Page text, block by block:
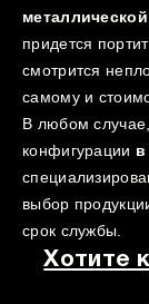
придется
смотрится
самому и
В любом
конфигурации
выбор
срок службы.
Хотите